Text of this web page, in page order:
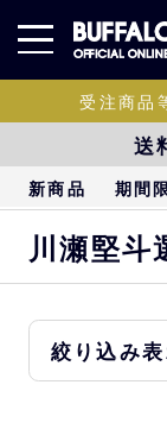
受注商品
送
新商品 期間
川瀬堅